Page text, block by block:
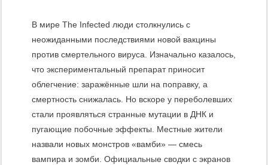
В мире The Infected люди столкнулись с
неожиданными последствиями новой вакцины
против смертельного вируса. Изначально казалось,
что экспериментальный препарат приносит
облегчение: заражённые шли на поправку, а
смертность снижалась. Но вскоре у переболевших
стали проявляться странные мутации в ДНК и
пугающие побочные эффекты. Местные жители
назвали новых монстров «вамби» — смесь
вампира и зомби. Официальные сводки с экранов